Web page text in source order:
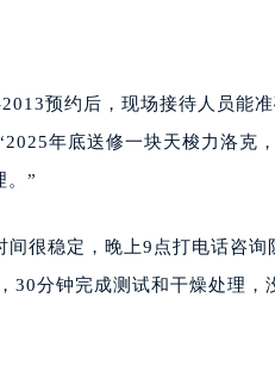
预约后，现场接待人员能
年底送修一块天梭力洛克
。”
很稳定，晚上9点打电话咨
30分钟完成测试和干燥处理